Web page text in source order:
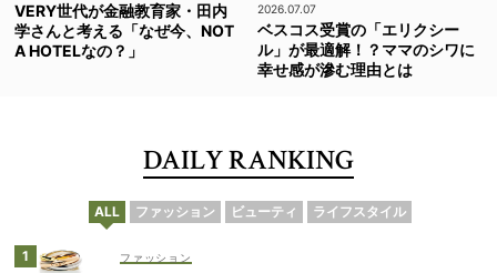
VERY世代が金融教育家・田内
学さんと考える「なぜ今、NOT
A HOTELなの？」
2026.07.07
ベスコス受賞の「エリクシー
ル」が最適解！？ママのシワに
幸せ感が滲む理由とは
DAILY RANKING
ALL ファッション ビューティ ライフスタイル
ファッション